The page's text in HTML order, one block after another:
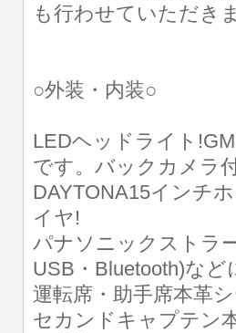
も行わせていただき
○外装・内装○
LEDヘッドライト
です。バックカメラ
DAYTONA15インチ
イヤ!
パナソニックストラ
USB・Bluetooth)など
運転席・助手席本革
セカンドキャプテン